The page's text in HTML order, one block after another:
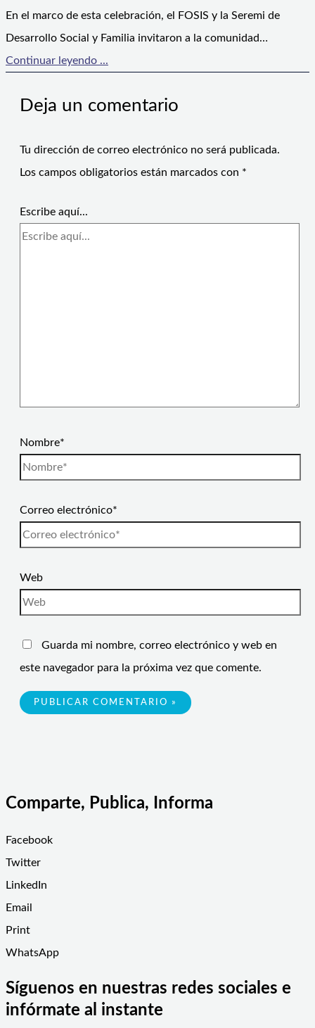
En el marco de esta celebración, el FOSIS y la Seremi de
Desarrollo Social y Familia invitaron a la comunidad…
Continuar leyendo ...
Deja un comentario
Tu dirección de correo electrónico no será publicada.
Los campos obligatorios están marcados con *
Escribe aquí...
Nombre*
Correo electrónico*
Web
Guarda mi nombre, correo electrónico y web en
este navegador para la próxima vez que comente.
Comparte, Publica, Informa
Facebook
Twitter
LinkedIn
Email
Print
WhatsApp
Síguenos en nuestras redes sociales e
infórmate al instante